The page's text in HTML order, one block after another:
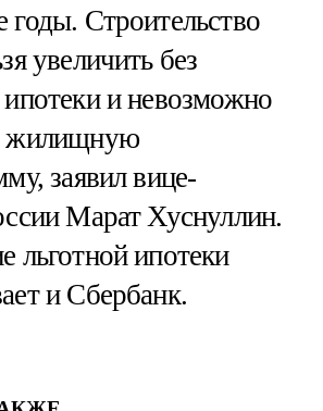
Строительство
увеличить без
и невозможно
жилищную
заявил вице-
Марат Хуснуллин.
льготной ипотеки
и Сбербанк.